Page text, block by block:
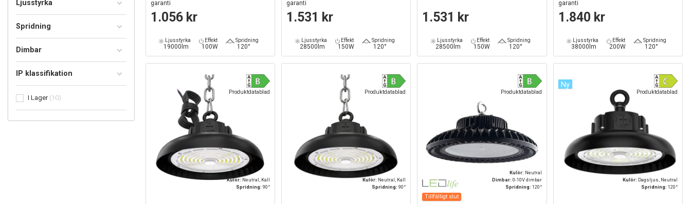
garanti
1.056 kr
Ljusstyrka
19000lm
Effekt
100W
Spridning
120°
garanti
1.531 kr
Ljusstyrka
28500lm
Effekt
150W
Spridning
120°
1.531 kr
Ljusstyrka
28500lm
Effekt
150W
Spridning
120°
garanti
1.840 kr
Ljusstyrka
38000lm
Effekt
200W
Spridning
120°
Produktdatablad
Kulör: Neutral, Kall
Spridning:90°
Produktdatablad
Kulör: Neutral, Kall
Spridning:90°
Produktdatablad
Kulör: Neutral
Dimbar: 0-10V dimbar
Spridning: 120°
Tillfälligt slut
Produktdatablad
Kulör: Dagsljus, Neutral
Spridning: 120°
Ny
Ljusstyrka
Spridning
Dimbar
IP klassifikation
I Lager 10